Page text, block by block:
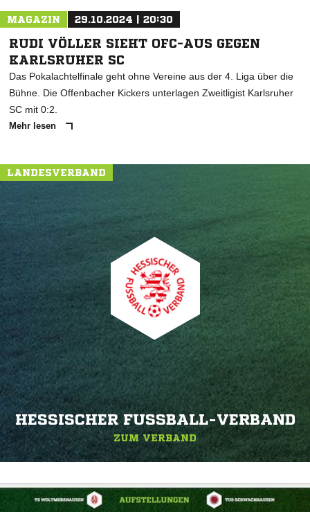
MAGAZIN 29.10.2024 | 20:30
RUDI VÖLLER SIEHT OFC-AUS GEGEN
KARLSRUHER SC
Das Pokalachtelfinale geht ohne Vereine aus der 4. Liga über die
Bühne. Die Offenbacher Kickers unterlagen Zweitligist Karlsruher
SC mit 0:2.
Mehr lesen
LANDESVERBAND
HESSISCHER FUSSBALL-VERBAND
ZUM VERBAND